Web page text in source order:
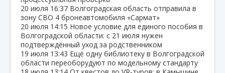
20 июля 16:37 Волгоградская область отправила в
зону СВО 4 бронеавтомобиля «Сармат»
20 июля 14:15 Новое условие для единого пособия в
Волгоградской области: с 21 июля нужен
подтверждённый уход за родственником
19 июля 13:43 Ещё одну библиотеку в Волгоградской
области переоборудуют по модельному стандарту